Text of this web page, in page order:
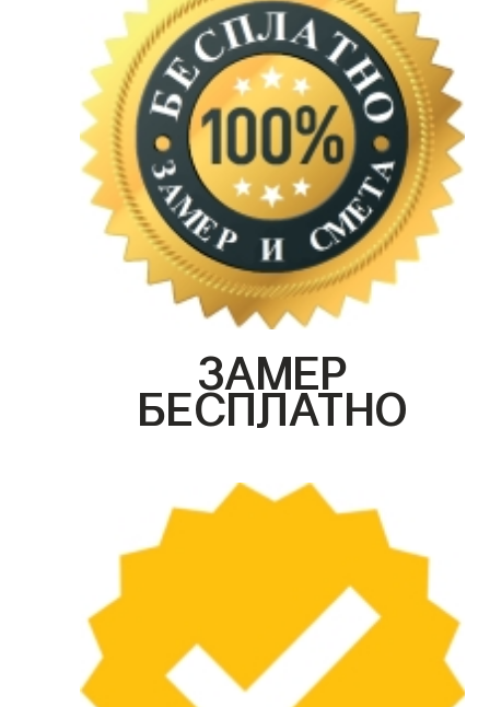
ЗАМЕР
БЕСПЛАТНО